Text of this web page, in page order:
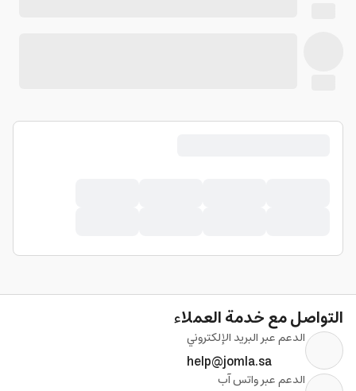
التواصل مع خدمة العملاء
الدعم عبر البريد الإلكتروني
help@jomla.sa
الدعم عبر واتس آب